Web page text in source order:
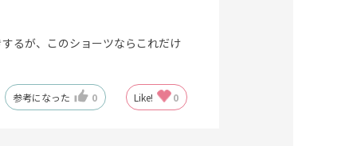
るが、このショーツならこれだけ
参考になった 0 Like! 0